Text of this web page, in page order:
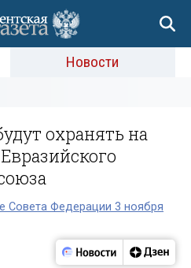
Новости
охранять на
Совета Федерации 3 ноября